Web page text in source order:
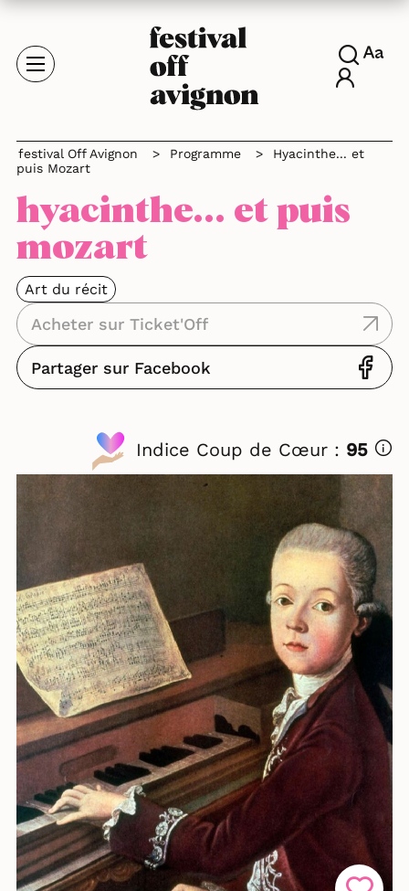
festival Off Avignon > Programme >
Hyacinthe... et
puis Mozart
hyacinthe... et puis
mozart
Art du récit
Acheter sur Ticket'Off
Partager sur Facebook
Indice Coup de Cœur : 95